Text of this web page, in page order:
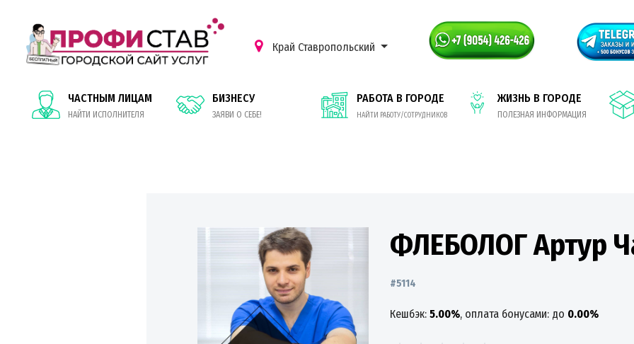
Край Ставропольский
ЧАСТНЫМ ЛИЦАМ
НАЙТИ ИСПОЛНИТЕЛЯ
БИЗНЕСУ
ЗАЯВИ О СЕБЕ!
РАБОТА В ГОРОДЕ
НАЙТИ РАБОТУ/СОТРУДНИКОВ
ЖИЗНЬ В ГОРОДЕ
ПОЛЕЗНАЯ ИНФОРМАЦИЯ
ФЛЕБОЛОГ Артур
#5114
Кешбэк: 5.00%, оплата бонусами: до 0.00%